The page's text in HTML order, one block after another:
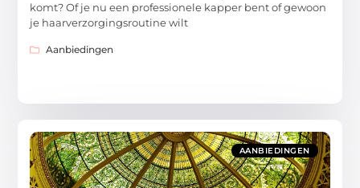
komt? Of je nu een professionele kapper bent of gewoon
je haarverzorgingsroutine wilt
Aanbiedingen
AANBIEDINGEN